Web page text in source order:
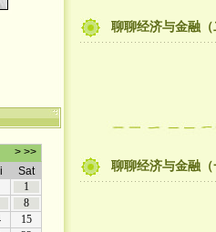
聊聊经济与金融（
聊聊经济与金融（